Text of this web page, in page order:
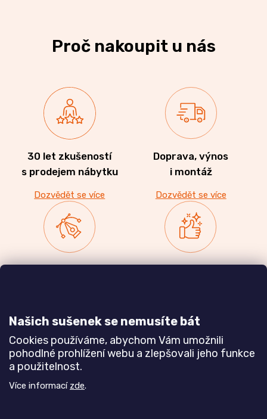
Našich sušenek se nemusíte bát
Cookies používáme, abychom Vám umožnili
pohodlné prohlížení webu a zlepšovali jeho funkce
a použitelnost.
Více informací zde.
Proč nakoupit u nás
30 let zkušeností
s prodejem nábytku
Dozvědět se více
Doprava, výnos
i montáž
Dozvědět se více
Dozvědět se více Dozvědět se více